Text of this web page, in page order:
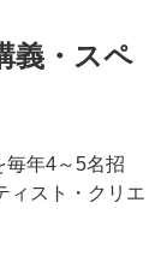
義・スペ
毎年4～5名招
ィスト・クリエ